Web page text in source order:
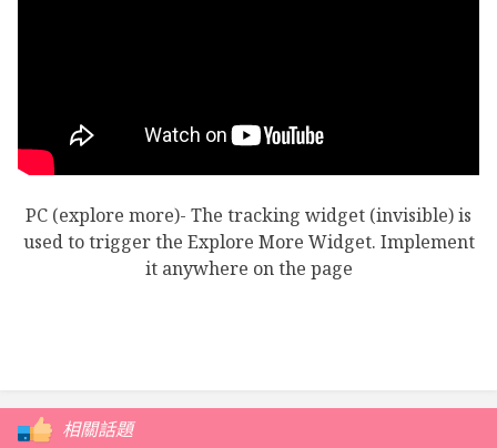
PC (explore more)- The tracking widget (invisible) is
used to trigger the Explore More Widget. Implement
it anywhere on the page
相關話題